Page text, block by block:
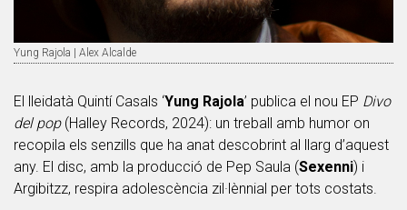
Yung Rajola | Alex Alcalde
El lleidatà Quintí Casals ‘Yung Rajola’ publica el nou EP Divo
del pop(Halley Records, 2024): un treball amb humor on
recopila els senzills que ha anat descobrint al llarg d’aquest
any. El disc, amb la producció de Pep Saula (Sexenni) i
Argibitzz, respira adolescència zil·lènnial per tots costats.